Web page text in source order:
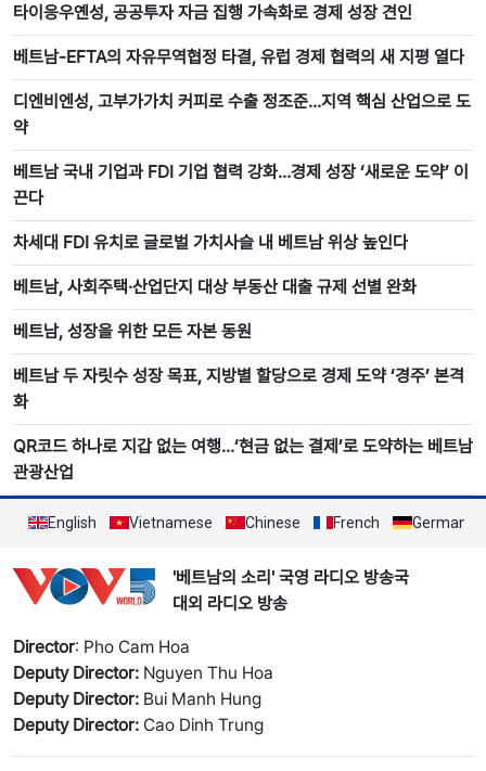
타이응우옌성, 공공투자 자금 집행 가속화로 경제 성장 견인
베트남-EFTA의 자유무역협정 타결, 유럽 경제 협력의 새 지평 열다
디엔비엔성, 고부가가치 커피로 수출 정조준…지역 핵심 산업으로 도
약
베트남 국내 기업과 FDI 기업 협력 강화…경제 성장 ‘새로운 도약’ 이
끈다
차세대 FDI 유치로 글로벌 가치사슬 내 베트남 위상 높인다
베트남, 사회주택·산업단지 대상 부동산 대출 규제 선별 완화
베트남, 성장을 위한 모든 자본 동원
베트남 두 자릿수 성장 목표, 지방별 할당으로 경제 도약 ‘경주’ 본격
화
QR코드 하나로 지갑 없는 여행…‘현금 없는 결제’로 도약하는 베트남
관광산업
English Vietnamese Chinese French German
'베트남의 소리' 국영 라디오 방송국
대외 라디오 방송
Director: Pho Cam Hoa
Deputy Director: Nguyen Thu Hoa
Deputy Director: Bui Manh Hung
Deputy Director: Cao Dinh Trung